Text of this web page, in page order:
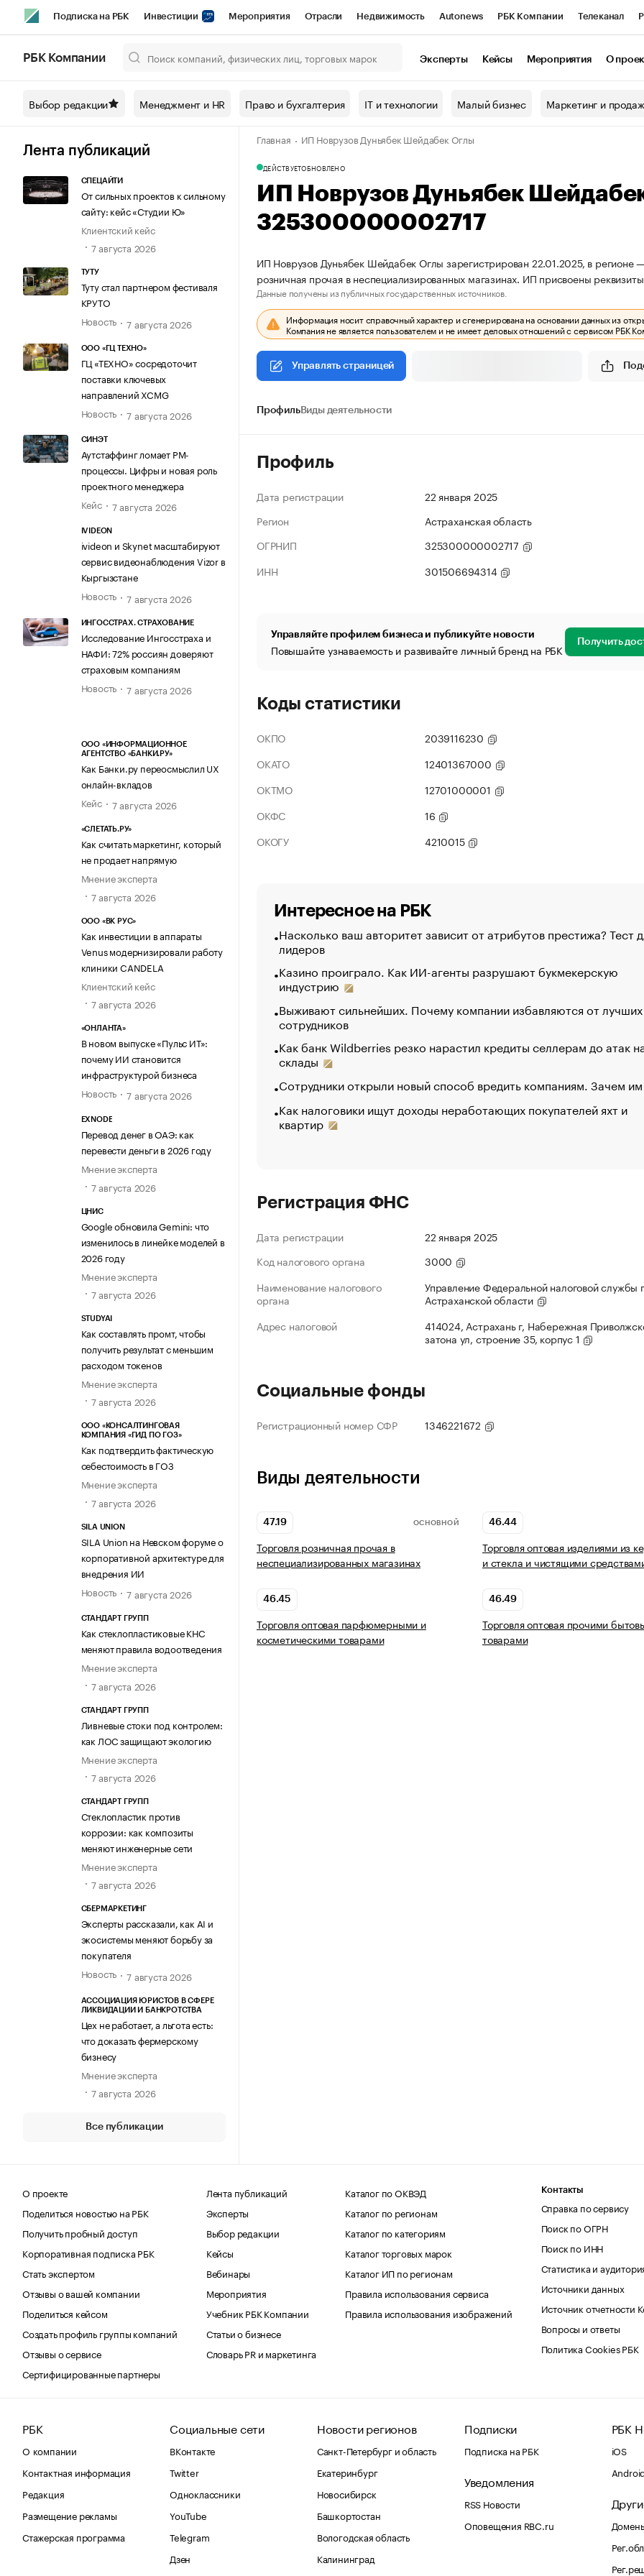
Подписка на РБК Инвестиции Мероприятия Отрасли Недвижимость Autonews РБК Компании Телеканал
Спецпроекты СПб Конференции СПб Спецпроекты Проверка контрагентов
Технологии и медиа Рынок наличной валюты
РБК Компании Эксперты Кейсы Мероприятия О
Выбор редакции Менеджмент и HR Право и бухгалтерия IT и технологии Малый бизнес Маркетинг и
Лента публикаций
СПЕЦАЙТИ
От сильных проектов к сильному
сайту: кейс «Студии Ю»
Клиентский кейс
7 августа 2026
ТУТУ
Туту стал партнером фестиваля
КРУТО
Новость
7 августа 2026
ООО «ГЦ ТЕХНО»
ГЦ «ТЕХНО» сосредоточит
поставки ключевых
направлений XCMG
Новость
7 августа 2026
СИНЭТ
Аутстаффинг ломает PM-
процессы. Цифры и новая роль
проектного менеджера
Кейс
7 августа 2026
IVIDEON
ivideon и Skynet масштабируют
сервис видеонаблюдения Vizor в
Кыргызстане
Новость
7 августа 2026
ИНГОССТРАХ. СТРАХОВАНИЕ
Исследование Ингосстраха и
НАФИ: 72% россиян доверяют
страховым компаниям
Новость
7 августа 2026
ООО «ИНФОРМАЦИОННОЕ
АГЕНТСТВО «БАНКИ.РУ»
Как Банки.ру переосмыслил UX
онлайн-вкладов
Кейс
7 августа 2026
«СЛЕТАТЬ.РУ»
Как считать маркетинг, который
не продает напрямую
Мнение эксперта
7 августа 2026
ООО «ВК РУС»
Как инвестиции в аппараты
Venus модернизировали работу
клиники CANDELA
Клиентский кейс
7 августа 2026
«ОНЛАНТА»
В новом выпуске «Пульс ИТ»:
почему ИИ становится
инфраструктурой бизнеса
Новость
7 августа 2026
EXNODE
Перевод денег в ОАЭ: как
перевести деньги в 2026 году
Мнение эксперта
7 августа 2026
ЦНИС
Google обновила Gemini: что
изменилось в линейке моделей в
2026 году
Мнение эксперта
7 августа 2026
STUDYAI
Как составлять промт, чтобы
получить результат с меньшим
расходом токенов
Мнение эксперта
7 августа 2026
ООО «КОНСАЛТИНГОВАЯ
КОМПАНИЯ «ГИД ПО ГОЗ»
Как подтвердить фактическую
себестоимость в ГОЗ
Мнение эксперта
7 августа 2026
SILA UNION
SILA Union на Невском форуме о
корпоративной архитектуре для
внедрения ИИ
Новость
7 августа 2026
СТАНДАРТ ГРУПП
Как стеклопластиковые КНС
меняют правила водоотведения
Мнение эксперта
7 августа 2026
СТАНДАРТ ГРУПП
Ливневые стоки под контролем:
как ЛОС защищают экологию
Мнение эксперта
7 августа 2026
СТАНДАРТ ГРУПП
Стеклопластик против
коррозии: как композиты
меняют инженерные сети
Мнение эксперта
7 августа 2026
СБЕРМАРКЕТИНГ
Эксперты рассказали, как AI и
экосистемы меняют борьбу за
покупателя
Новость
7 августа 2026
АССОЦИАЦИЯ ЮРИСТОВ В СФЕРЕ
ЛИКВИДАЦИИ И БАНКРОТСТВА
Цех не работает, а льгота есть:
что доказать фермерскому
бизнесу
Мнение эксперта
7 августа 2026
Все публикации
Главная ИП Новрузов Дуньябек Шейдабек Оглы
ДЕЙСТВУЕТОБНОВЛЕНО
ИП Новрузов Дуньябек
325300000002717
ИП Новрузов Дуньябек Шейдабек Оглы зарегистрирован 22.01.2025, в регионе
розничная прочая в неспециализированных магазинах. ИП присвоены
Данные получены из публичных государственных источников.
Информация носит справочный характер и сгенерирована на основании данных из
Компания не является пользователем и не имеет деловых отношений с сервисом РБК
Управлять страницей
ПрофильВиды деятельности
Профиль
Дата регистрации
22 января 2025
Регион
Астраханская область
ОГРНИП
325300000002717
ИНН
301506694314
Управляйте профилем бизнеса и публикуйте новости
Повышайте узнаваемость и развивайте личный бренд на РБК Получить
Коды статистики
ОКПО
2039116230
ОКАТО
12401367000
ОКТМО
12701000001
ОКФС
16
ОКОГУ
4210015
Интересное на РБК
Насколько ваш авторитет зависит от атрибутов престижа? Тест
лидеров
Казино проиграло. Как ИИ-агенты разрушают букмекерскую
индустрию
Выживают сильнейших. Почему компании избавляются от лучших
сотрудников
Как банк Wildberries резко нарастил кредиты селлерам до атак
склады
Сотрудники открыли новый способ вредить компаниям. Зачем
Как налоговики ищут доходы неработающих покупателей яхт и
квартир
Регистрация ФНС
Дата регистрации
22 января 2025
Код налогового органа
3000
Наименование налогового
органа
Управление Федеральной налоговой службы
Астраханской области
Адрес налоговой
414024, Астрахань г, Набережная
затона ул, строение 35, корпус 1
Социальные фонды
Регистрационный номер СФР 1346221672
Виды деятельности
47.19 ОСНОВНОЙ
Торговля розничная прочая в
неспециализированных магазинах
46.44
Торговля оптовая изделиями из
и стекла и чистящими
46.45
Торговля оптовая парфюмерными и
косметическими товарами
46.49
Торговля оптовая прочими
товарами
О проекте
Поделиться новостью на РБК
Получить пробный доступ
Корпоративная подписка РБК
Стать экспертом
Отзывы о вашей компании
Поделиться кейсом
Создать профиль группы компаний
Отзывы о сервисе
Сертифицированные партнеры
Лента публикаций
Эксперты
Выбор редакции
Кейсы
Вебинары
Мероприятия
Учебник РБК Компании
Статьи о бизнесе
Словарь PR и маркетинга
Каталог по ОКВЭД
Каталог по регионам
Каталог по категориям
Каталог торговых марок
Каталог ИП по регионам
Правила использования сервиса
Правила использования изображений
Контакты
Справка по сервису
Поиск по ОГРН
Поиск по ИНН
Статистика и
Источники данных
Источник отчетности
Вопросы и ответы
Политика Cookies РБК
РБК
О компании
Контактная информация
Редакция
Размещение рекламы
Стажерская программа
Социальные сети
ВКонтакте
Twitter
Одноклассники
YouTube
Telegram
Дзен
Новости регионов
Санкт-Петербург и область
Екатеринбург
Новосибирск
Башкортостан
Вологодская область
Калининград
Подписки
Подписка на РБК
Уведомления
RSS Новости
Оповещения RBC.ru
РБК
iOS